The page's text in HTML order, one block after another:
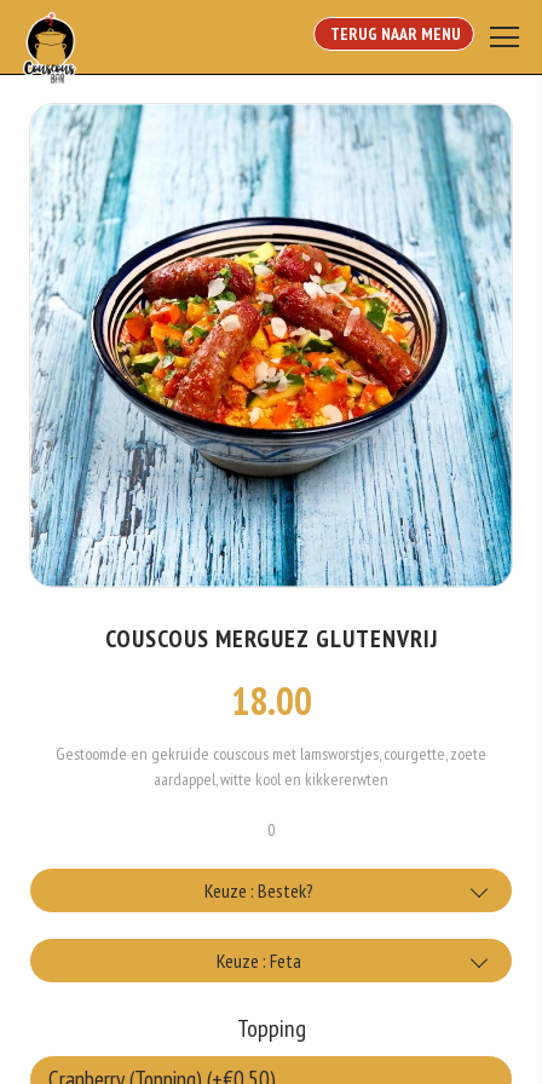
TERUG NAAR MENU
COUSCOUS MERGUEZ GLUTENVRIJ
18.00
Gestoomde en gekruide couscous met lamsworstjes, courgette, zoete
aardappel, witte kool en kikkererwten
0
Keuze : Bestek?
met bestek
Keuze : Feta
Wel feta kaas
Topping